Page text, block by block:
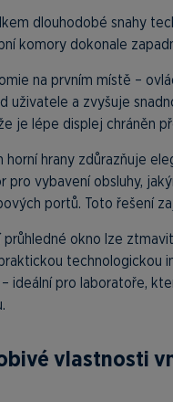
dlouhodobé snahy
komory dokonale
na prvním místě –
uživatele a zvyšuje
je lépe displej chráněn
horní hrany zdůrazňuje
pro vybavení obsluhy,
portů. Toto řešení
průhledné okno lze
technologickou
ideální pro laboratoře,
vlastnosti